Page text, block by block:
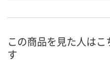
お届け日
ついてご連絡いたし
この商品を見た人は
す